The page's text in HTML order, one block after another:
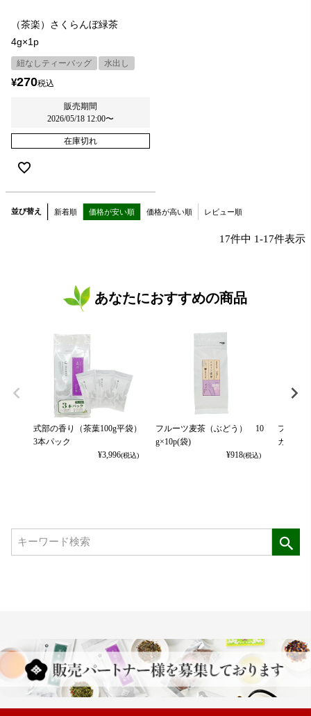
（茶楽）さくらんぼ緑茶
4g×1p
紐なしティーバッグ 水出し
¥270税込
販売期間
2026/05/18 12:00〜
在庫切れ
並び替え 新着順 価格が安い順 価格が高い順 レビュー順
17件中 1-17件表示
あなたにおすすめの商品
式部の香り（茶葉100g平袋）
3本パック
¥3,996(税込)
フルーツ麦茶（ぶどう） 10
g×10p(袋)
¥918(税込)
フルー
カット